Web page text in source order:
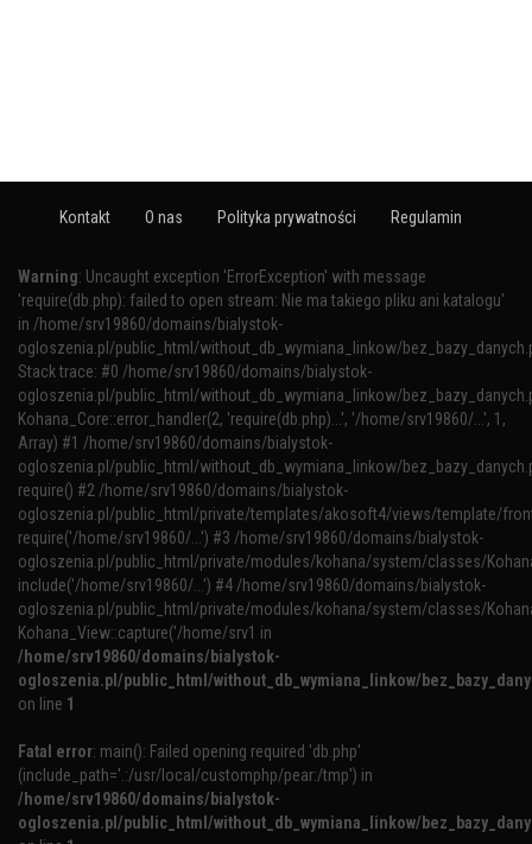
Kontakt O nas Polityka prywatności Regulamin
Warning: Uncaught exception 'ErrorException' with message
'require(db.php): failed to open stream: Nie ma takiego pliku ani katalogu'
in /home/srv19860/domains/bialystok-
ogloszenia.pl/public_html/without_db_wymiana_linkow/
Stack trace: #0 /home/srv19860/domains/bialystok-
ogloszenia.pl/public_html/without_db_wymiana_linkow/
Kohana_Core::error_handler(2, 'require(db.php)...', '/home/srv19860/...', 1,
Array) #1 /home/srv19860/domains/bialystok-
ogloszenia.pl/public_html/without_db_wymiana_linkow/
require() #2 /home/srv19860/domains/bialystok-
ogloszenia.pl/public_html/private/templates/akosoft4/views/template/
require('/home/srv19860/...') #3 /home/srv19860/domains/bialystok-
ogloszenia.pl/public_html/private/modules/kohana/system/classes/
include('/home/srv19860/...') #4 /home/srv19860/domains/bialystok-
ogloszenia.pl/public_html/private/modules/kohana/system/classes/
Kohana_View::capture('/home/srv1 in
/home/srv19860/domains/bialystok-
ogloszenia.pl/public_html/without_db_wymiana_linkow/
on line 1
Fatal error: main(): Failed opening required 'db.php'
(include_path='.:/usr/local/customphp/pear:/tmp') in
/home/srv19860/domains/bialystok-
ogloszenia.pl/public_html/without_db_wymiana_linkow/